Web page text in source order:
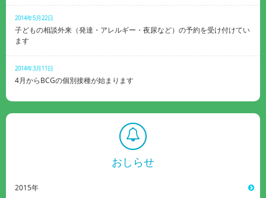
2014年5月22日
子どもの相談外来（発達・アレルギー・夜尿など）の予約を受け付けてい
ます
2014年3月11日
4月からBCGの個別接種が始まります
おしらせ
2015年